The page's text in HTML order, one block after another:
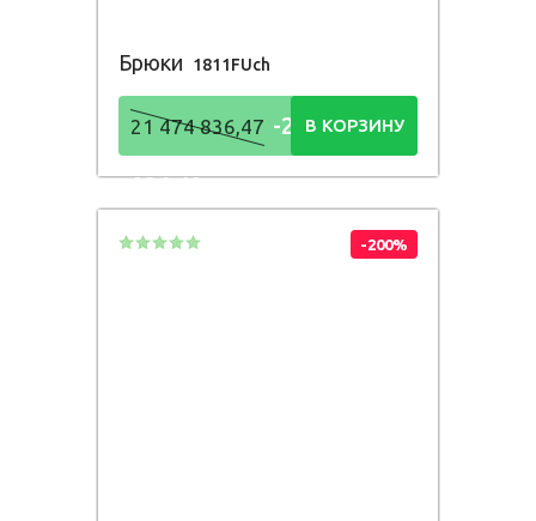
Брюки 1811FUch
21 474 836,47 -21 474
836,48Р
В КОРЗИНУ
-200%